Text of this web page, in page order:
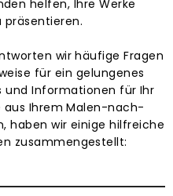
helfen, Ihre Werke
präsentieren.
wir häufige Fragen
für ein gelungenes
und Informationen für Ihr
aus Ihrem Malen-nach-
haben wir einige hilfreiche
zusammengestellt: